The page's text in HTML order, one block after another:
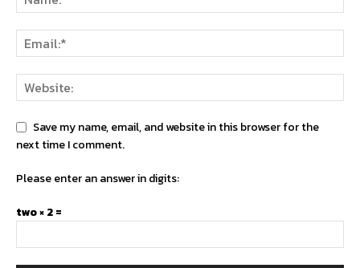
Save my name, email, and website in this browser for the
next time I comment.
Please enter an answer in digits:
two × 2 =